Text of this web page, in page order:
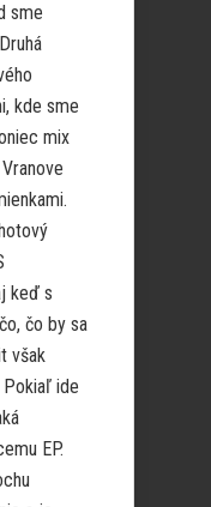
sme
kde sme
mix
keď s
čo by sa
však
Pokiaľ ide
EP.